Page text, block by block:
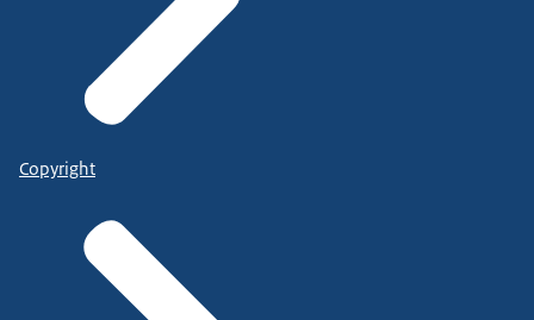
Copyright